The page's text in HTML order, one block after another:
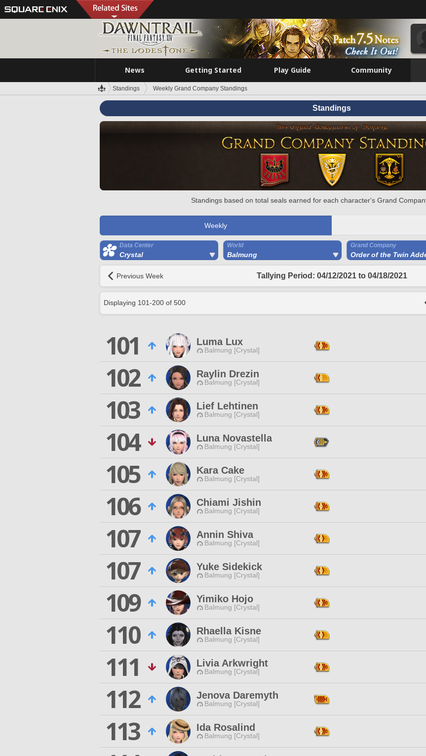
News Getting Started Play Guide Community
Standings Weekly Grand Company Standings
Standings
Standings based on total seals earned for each character's Grand
Weekly
Data Center
Crystal
World
Balmung
Grand Company
Order of the Twin
Previous Week Tallying Period: 04/12/2021 to 04/18/2021
Displaying 101-200 of 500
101 Luma Lux
Balmung [Crystal]
102
Raylin Drezin
Balmung [Crystal]
103
Lief Lehtinen
Balmung [Crystal]
104
Luna Novastella
Balmung [Crystal]
105
Kara Cake
Balmung [Crystal]
106
Chiami Jishin
Balmung [Crystal]
107
Annin Shiva
Balmung [Crystal]
107
Yuke Sidekick
Balmung [Crystal]
109
Yimiko Hojo
Balmung [Crystal]
110
Rhaella Kisne
Balmung [Crystal]
111
Livia Arkwright
Balmung [Crystal]
112
Jenova Daremyth
Balmung [Crystal]
113
Ida Rosalind
Balmung [Crystal]